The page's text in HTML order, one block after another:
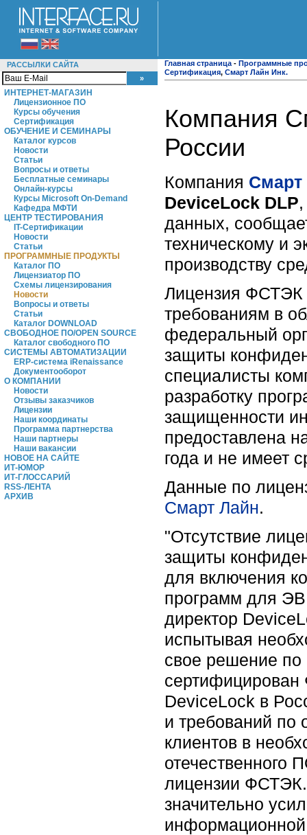
РАССЫЛКИ САЙТА
ИНТЕРНЕТ-МАГАЗИН
Лицензионное ПО
Курсы обучения
Сертификация
ОБУЧЕНИЕ И СЕМИНАРЫ
Каталог курсов
Новости
Статьи
Вопросы и ответы
Бесплатные семинары
Онлайн-курсы
Курсы Microsoft On-Demand
Кафедра МФТИ
ЦЕНТР ТЕСТИРОВАНИЯ
IT-Сертификации
Новости
Статьи
ПРОГРАММНЫЕ ПРОДУКТЫ
Каталог ПО
Лицензиатор ПО
Схемы лицензирования
Новости
Вопросы и ответы
Статьи
Каталог DOWNLOAD
СВОБОДНОЕ ПО/OPEN SOURCE
Каталог свободного ПО
СИСТЕМЫ АВТОМАТИЗАЦИИ
ERP-система iRenaissance
Документооборот
О КОМПАНИИ
Новости
Отзывы заказчиков
Лицензии
Наши координаты
Программа партнерства
Наши партнеры
Наши вакансии
НОВОЕ НА САЙТЕ
ИТ-ЮМОР
ИТ-ГЛОССАРИЙ
RSS-ЛЕНТА
АРХИВ
Главная страница - Программные
Сертификация, Смарт Лайн Инк.
Компания
России
Компания Смарт
DeviceLock DLP
данных,
техническому и
производству
Лицензия ФСТЭК
требованиям в
федеральный
защиты
специалисты
разработку
защищенности
предоставлена
года и не имеет
Данные по
Смарт Лайн.
"Отсутствие
защиты
для включения
программ для
директор
испытывая
свое решение по
DeviceLock в
и требований
клиентов в
отечественного
лицензии
значительно
информационной